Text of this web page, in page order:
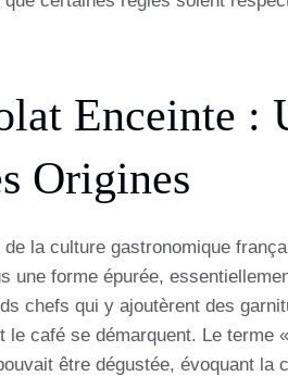
Enceinte :
Origines
la culture gastronomique
une forme épurée,
chefs qui y ajoutèrent des
café se démarquent. Le terme
être dégustée, évoquant la